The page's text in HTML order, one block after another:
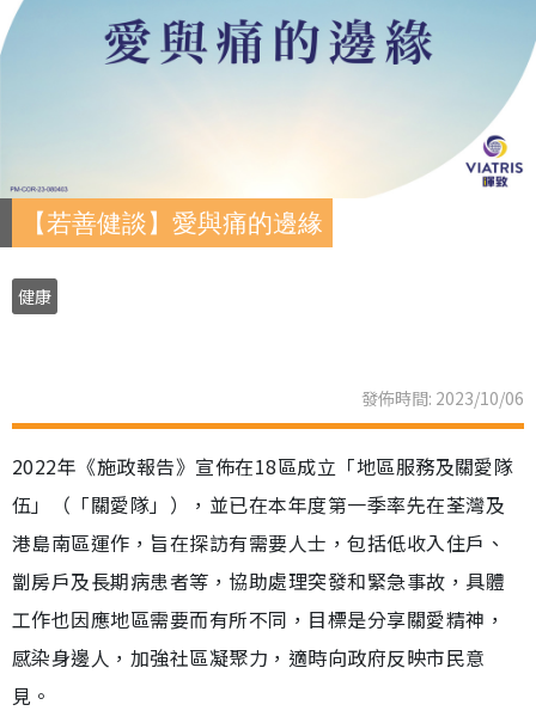
【若善健談】愛與痛的邊緣
健康
發佈時間: 2023/10/06
2022年《施政報告》宣佈在18區成立「地區服務及關愛隊
伍」（「關愛隊」），並已在本年度第一季率先在荃灣及
港島南區運作，旨在探訪有需要人士，包括低收入住戶、
劏房戶及長期病患者等，協助處理突發和緊急事故，具體
工作也因應地區需要而有所不同，目標是分享關愛精神，
感染身邊人，加強社區凝聚力，適時向政府反映市民意
見。